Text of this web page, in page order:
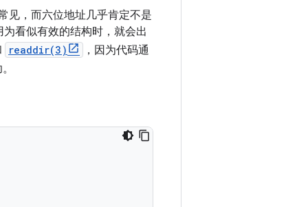
见，而六位地址几乎肯定不是
看似有效的结构时，就会出
readdir(3)
，因为代码通